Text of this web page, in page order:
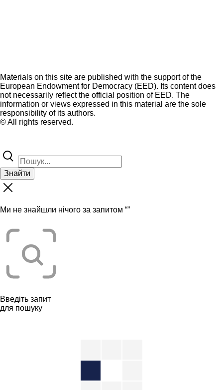
Materials on this site are published with the support of the
European Endowment for Democracy (EED). Its content does
not necessarily reflect the official position of EED. The
information or views expressed in this material are the sole
responsibility of its authors.
© All rights reserved.
Знайти
Ми не знайшли нічого за запитом “”
Введіть запит
для пошуку